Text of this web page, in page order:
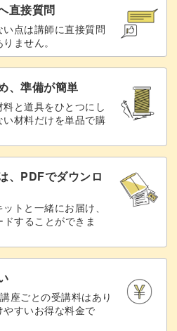
直接質問
点は講師に直接質問
ません。
、準備が簡単
と道具をひとつにし
材料だけを単品で購
、PDFでダウンロ
トと一緒にお届け、
することができま
座ごとの受講料はあり
すいお得な料金で